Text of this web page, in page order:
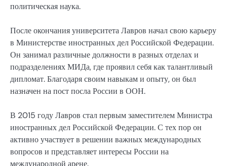
политическая наука.
После окончания университета Лавров начал свою карьеру
в Министерстве иностранных дел Российской Федерации.
Он занимал различные должности в разных отделах и
подразделениях МИДа, где проявил себя как талантливый
дипломат. Благодаря своим навыкам и опыту, он был
назначен на пост посла России в ООН.
В 2015 году Лавров стал первым заместителем Министра
иностранных дел Российской Федерации. С тех пор он
активно участвует в решении важных международных
вопросов и представляет интересы России на
международной арене.